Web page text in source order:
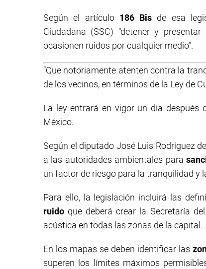
Según el artículo 186 Bis de esa
Ciudadana (SSC) “detener y
ocasionen ruidos por cualquier medio”.
“Que notoriamente atenten contra la
de los vecinos, en términos de la Ley de
La ley entrará en vigor un día después
México.
Según el diputado José Luis Rodríguez
a las autoridades ambientales para
un factor de riesgo para la tranquilidad y
Para ello, la legislación incluirá las
ruido que deberá crear la Secretaría
acústica en todas las zonas de la capital.
En los mapas se deben identificar las
superen los límites máximos